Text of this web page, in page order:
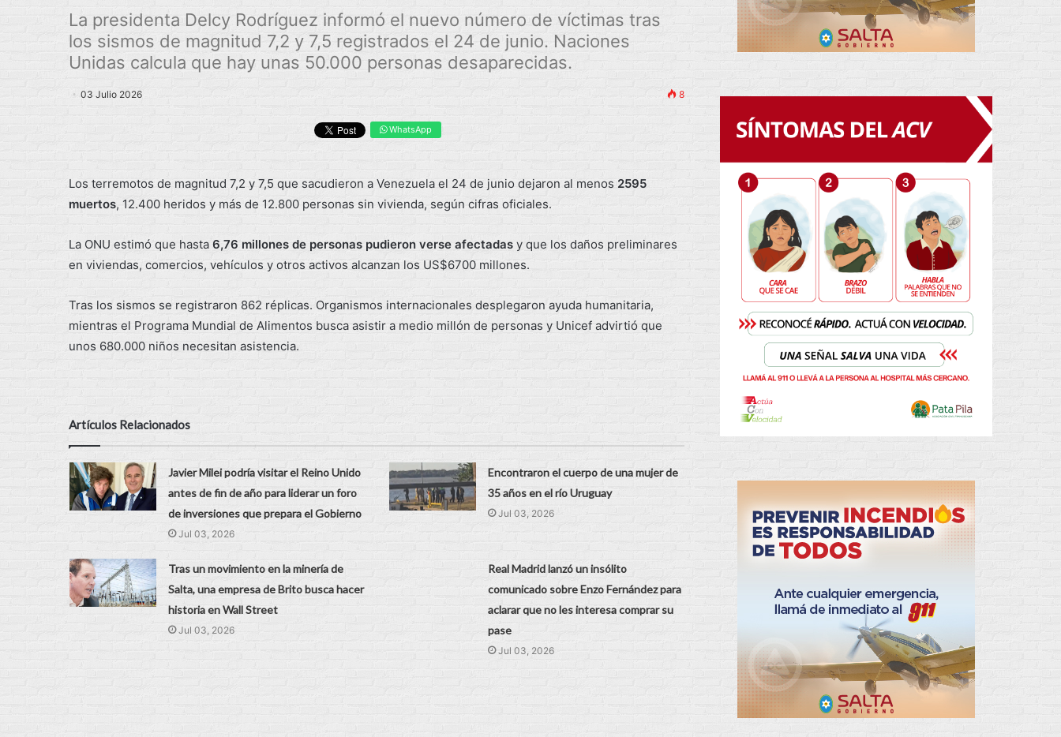
La presidenta Delcy Rodríguez informó el nuevo número de víctimas tras
los sismos de magnitud 7,2 y 7,5 registrados el 24 de junio. Naciones
Unidas calcula que hay unas 50.000 personas desaparecidas.
03 Julio 2026 8
WhatsApp
Los terremotos de magnitud 7,2 y 7,5 que sacudieron a Venezuela el 24 de junio dejaron al menos 2595
muertos, 12.400 heridos y más de 12.800 personas sin vivienda, según cifras oficiales.
La ONU estimó que hasta 6,76 millones de personas pudieron verse afectadas y que los daños preliminares
en viviendas, comercios, vehículos y otros activos alcanzan los US$6700 millones.
Tras los sismos se registraron 862 réplicas. Organismos internacionales desplegaron ayuda humanitaria,
mientras el Programa Mundial de Alimentos busca asistir a medio millón de personas y Unicef advirtió que
unos 680.000 niños necesitan asistencia.
Artículos Relacionados
Javier Milei podría visitar el Reino Unido
antes de fin de año para liderar un foro
de inversiones que prepara el Gobierno
Jul 03, 2026
Encontraron el cuerpo de una mujer de
35 años en el río Uruguay
Jul 03, 2026
Tras un movimiento en la minería de
Salta, una empresa de Brito busca hacer
historia en Wall Street
Jul 03, 2026
Real Madrid lanzó un insólito
comunicado sobre Enzo Fernández para
aclarar que no les interesa comprar su
pase
Jul 03, 2026